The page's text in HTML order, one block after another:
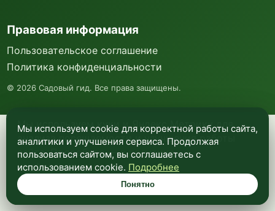
Мы используем куки и Яндекс Метрику для
анализа посещаемости и улучшения работы
сайта. Подробнее —в политике
конфиденциальности.
Понятно
Правовая информация
Пользовательское соглашение
Политика конфиденциальности
© 2026 Садовый гид. Все права защищены.
Мы используем cookie для корректной работы сайта,
аналитики и улучшения сервиса. Продолжая
пользоваться сайтом, вы соглашаетесь с
использованием cookie. Подробнее
Понятно